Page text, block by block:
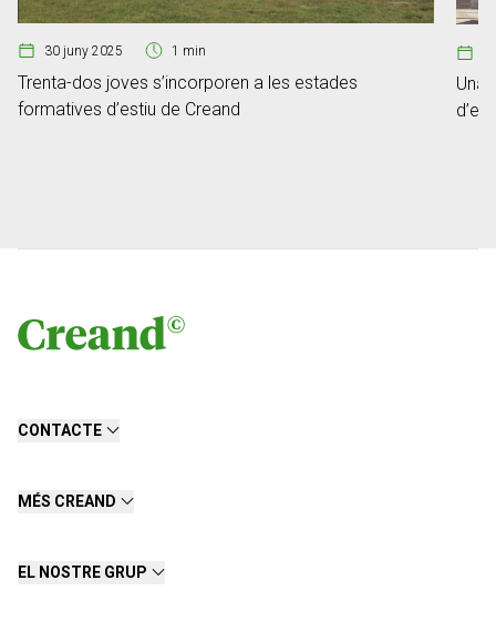
30 juny 2025 1 min
Trenta-dos joves s’incorporen a les estades
formatives d’estiu de Creand
Una
CONTACTE
MÉS CREAND
EL NOSTRE GRUP